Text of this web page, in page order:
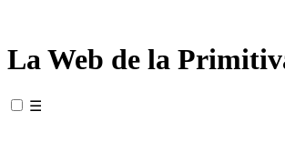
La Web de la
☰